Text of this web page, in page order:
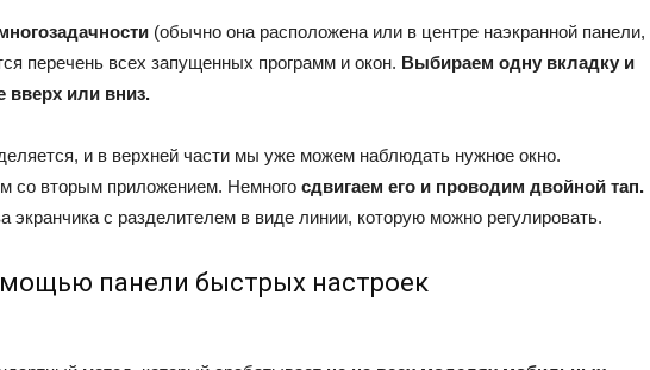
(обычно она расположена или в центре наэкранной панели,
перечень всех запущенных программ и окон. Выбираем одну вкладку и
вверх или вниз.
и в верхней части мы уже можем наблюдать нужное окно.
со вторым приложением. Немного сдвигаем его и проводим двойной тап.
экранчика с разделителем в виде линии, которую можно регулировать.
панели быстрых настроек